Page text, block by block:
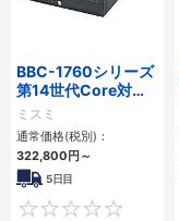
BBC-1760シリーズ
第14世代Core対応
小型フロアマウント
3PCIe
ミスミ
通常価格(税別)：
322,800円～
5日目